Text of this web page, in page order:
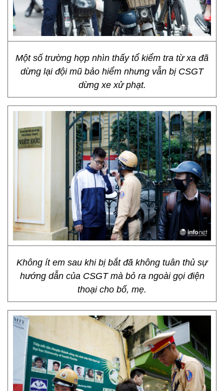
Một số trường hợp nhìn thấy tổ kiểm tra từ xa đã
dừng lại đội mũ bảo hiểm nhưng vẫn bị CSGT
dừng xe xử phạt.
Không ít em sau khi bị bắt đã không tuân thủ sự
hướng dẫn của CSGT mà bỏ ra ngoài gọi điện
thoại cho bố, mẹ.